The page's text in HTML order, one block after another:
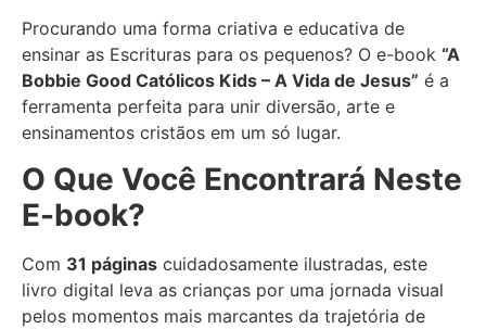
Procurando uma forma criativa e educativa de
ensinar as Escrituras para os pequenos? O e-book “A
Bobbie Good Católicos Kids – A Vida de Jesus” é a
ferramenta perfeita para unir diversão, arte e
ensinamentos cristãos em um só lugar.
O Que Você Encontrará Neste
E-book?
Com 31 páginas cuidadosamente ilustradas, este
livro digital leva as crianças por uma jornada visual
pelos momentos mais marcantes da trajetória de